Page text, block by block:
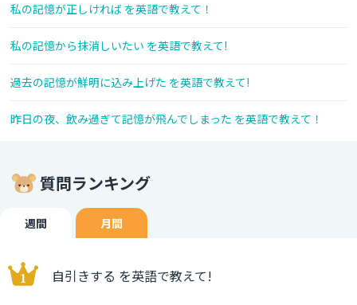
私の記憶が正しければ を英語で教えて！
私の記憶から抹消しいたい を英語で教えて!
過去の記憶が鮮明に込み上げた を英語で教えて!
昨日の夜、飲み過ぎて記憶が飛んでしまった を英語で教えて！
質問ランキング
週間 月間
自引きする を英語で教えて!